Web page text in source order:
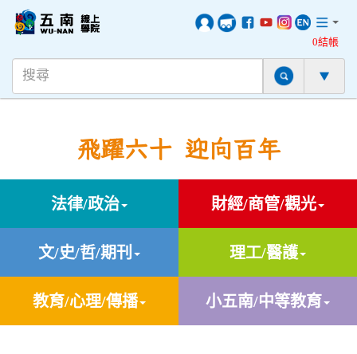
0結帳
飛躍六十 迎向百年
法律/政治 財經/商管/觀光
文/史/哲/期刊 理工/醫護
教育/心理/傳播 小五南/中等教育